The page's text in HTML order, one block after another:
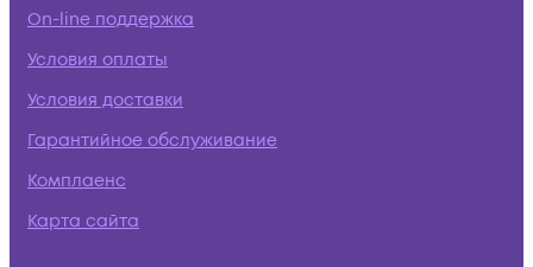
On-line поддержка
Условия оплаты
Условия доставки
Гарантийное обслуживание
Комплаенс
Карта сайта